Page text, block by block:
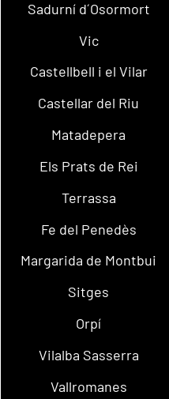
Sadurní d´Osormort
Vic
Castellbell i el Vilar
Castellar del Riu
Matadepera
Els Prats de Rei
Terrassa
Fe del Penedès
Margarida de Montbui
Sitges
Orpí
Vilalba Sasserra
Vallromanes